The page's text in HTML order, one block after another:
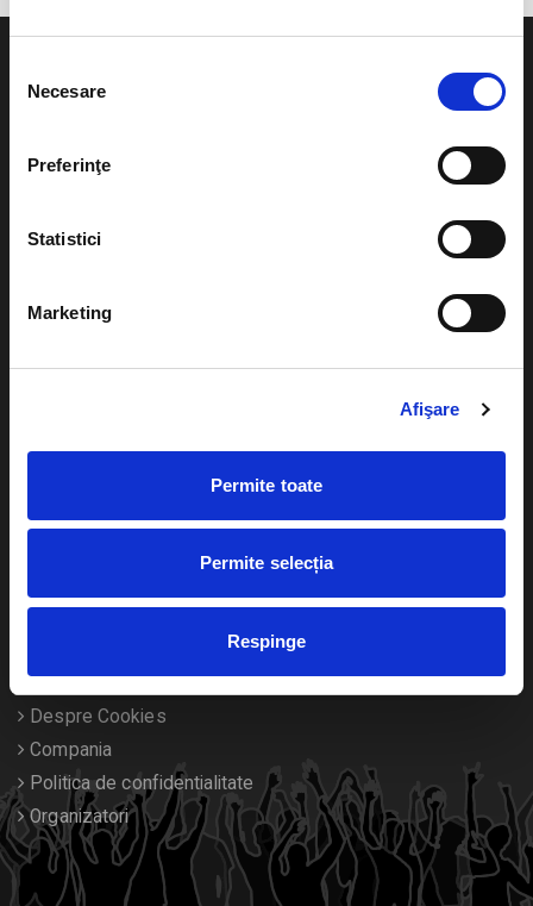
consimțământului
Necesare
Preferinţe
Statistici
Marketing
Afişare
Permite toate
Permite selecția
Respinge
Duplicare bilete
Evenimente
Concerte si
Sport
Despre noi
Termeni si conditii
Despre Cookies
Compania
Politica de confidentialitate
Organizatori